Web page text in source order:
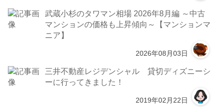
武蔵小杉のタワマン相場 2026年8月編 ～中古
マンションの価格も上昇傾向～【マンションマ
ニア】
2026年08月03日
三井不動産レジデンシャル 貸切ディズニーシ
ーに行ってきました！
2019年02月22日